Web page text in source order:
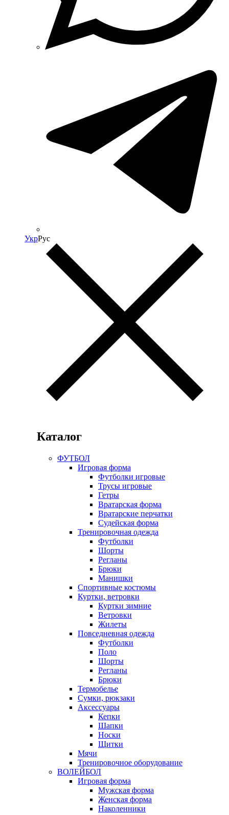
УкрРус
Каталог
ФУТБОЛ
Игровая форма
Футболки игровые
Трусы игровые
Гетры
Вратарская форма
Вратарские перчатки
Судейская форма
Тренировочная одежда
Футболки
Шорты
Регланы
Брюки
Манишки
Спортивные костюмы
Куртки, ветровки
Куртки зимние
Ветровки
Жилеты
Повседневная одежда
Футболки
Поло
Шорты
Регланы
Брюки
Термобелье
Сумки, рюкзаки
Аксессуары
Кепки
Шапки
Носки
Щитки
Мячи
Тренировочное оборудование
ВОЛЕЙБОЛ
Игровая форма
Мужская форма
Женская форма
Наколенники